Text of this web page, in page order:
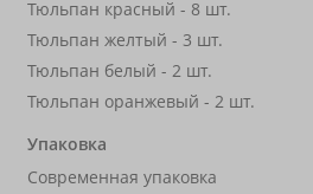
Тюльпан красный - 8 шт.
Тюльпан желтый - 3 шт.
Тюльпан белый - 2 шт.
Тюльпан оранжевый - 2 шт.
Упаковка
Современная упаковка